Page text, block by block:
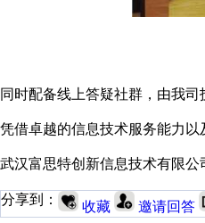
同时配备线上答疑社群，由我
凭借卓越的信息技术服务能力
武汉富思特创新信息技术有限
分享到： 收藏 邀请回答